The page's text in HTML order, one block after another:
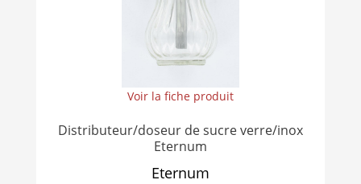
Voir la fiche produit
Distributeur/doseur de sucre verre/inox
Eternum
Eternum